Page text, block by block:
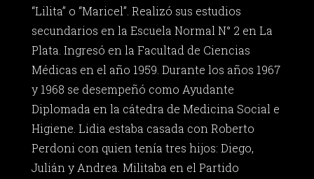
“Lilita” o “Maricel”. Realizó sus estudios
secundarios en la Escuela Normal N° 2 en La
Plata. Ingresó en la Facultad de Ciencias
Médicas en el año 1959. Durante los años 1967
y 1968 se desempeñó como Ayudante
Diplomada en la cátedra de Medicina Social e
Higiene. Lidia estaba casada con Roberto
Perdoni con quien tenía tres hijos: Diego,
Julián y Andrea. Militaba en el Partido